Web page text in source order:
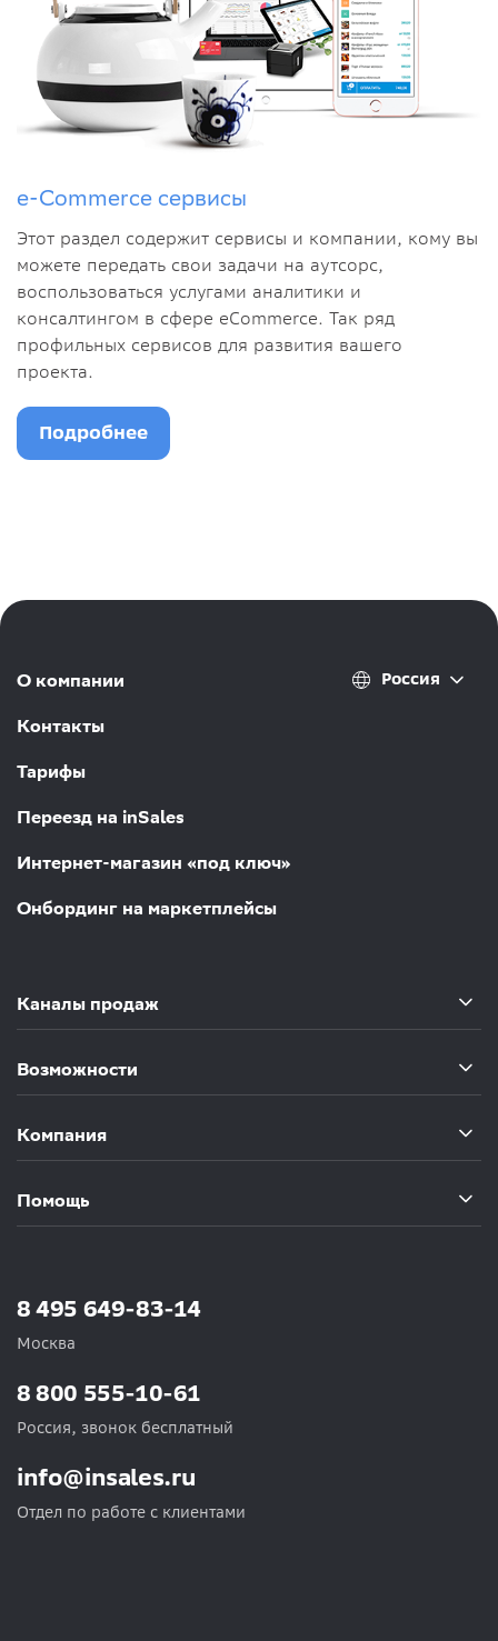
e-Commerce сервисы
Этот раздел содержит сервисы и компании, кому вы
можете передать свои задачи на аутсорс,
воспользоваться услугами аналитики и
консалтингом в сфере eCommerce. Так ряд
профильных сервисов для развития вашего
проекта.
Подробнее
О компании
Контакты
Тарифы
Переезд на inSales
Интернет-магазин «под ключ»
Онбординг на маркетплейсы
Россия
Каналы продаж
Возможности
Компания
Помощь
8 495 649-83-14
Москва
info@insales.ru
Отдел по работе с клиентами
8 800 555-10-61
Россия, звонок бесплатный